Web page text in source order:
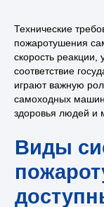
Технические
пожаротушения
скорость реакции,
соответствие
играют важную
самоходных машин
здоровья людей и